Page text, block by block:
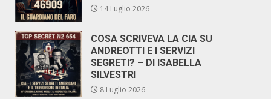
14 Luglio 2026
COSA SCRIVEVA LA CIA SU
ANDREOTTI E I SERVIZI
SEGRETI? – DI ISABELLA
SILVESTRI
8 Luglio 2026